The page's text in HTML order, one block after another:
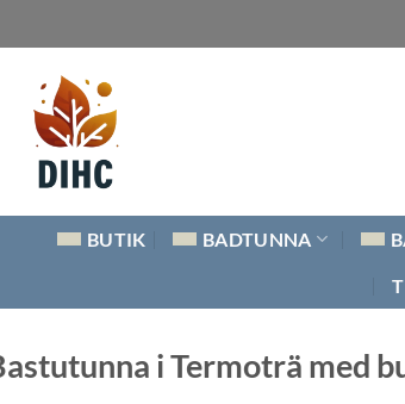
BUTIK BADTUNNA
i Termoträ med